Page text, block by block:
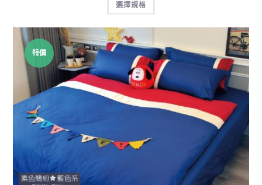
選擇規格
特價